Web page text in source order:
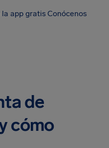
la app gratis Conócenos
de
cómo